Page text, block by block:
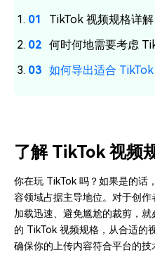
TikTok 视频规格详解
何时何地需要考虑
如何导出适合
了解 TikTok 视频
你在玩 TikTok 吗？如果是的话
容领域占据主导地位。对于创作
加载迅速、避免尴尬的裁剪，
的 TikTok 视频规格，从合适的
确保你的上传内容符合平台的